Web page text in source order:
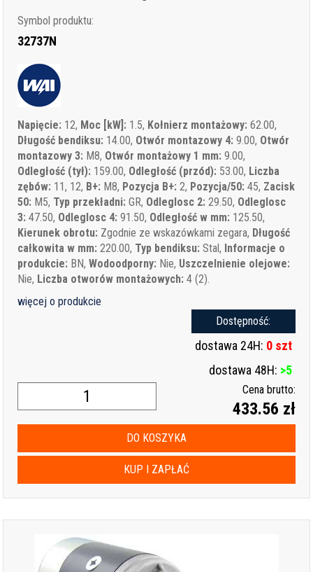
Symbol produktu:
32737N
Napięcie: 12, Moc [kW]: 1.5, Kołnierz montażowy: 62.00,
Długość bendiksu: 14.00, Otwór montazowy 4: 9.00, Otwór
montazowy 3: M8, Otwór montażowy 1 mm: 9.00,
Odległość (tył): 159.00, Odległość (przód): 53.00, Liczba
zębów: 11, 12, B+: M8, Pozycja B+: 2, Pozycja/50: 45, Zacisk
50: M5, Typ przekładni: GR, Odleglosc 2: 29.50, Odleglosc
3: 47.50, Odleglosc 4: 91.50, Odległość w mm: 125.50,
Kierunek obrotu: Zgodnie ze wskazówkami zegara, Długość
całkowita w mm: 220.00, Typ bendiksu: Stal, Informacje o
produkcie: BN,Wodoodporny: Nie, Uszczelnienie olejowe:
Nie, Liczba otworów montażowych: 4 (2).
więcej o produkcie
Dostępność:
dostawa 24H: 0 szt
dostawa 48H: >5
Cena brutto:
433.56 zł
DO KOSZYKA
KUP I ZAPŁAĆ